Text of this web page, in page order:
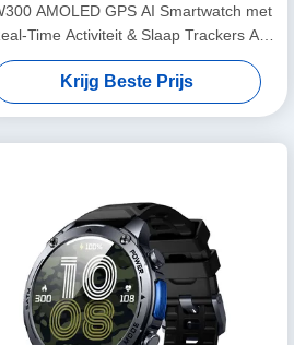
AMOLED GPS AI Smartwatch met
Time Activiteit & Slaap Trackers AI
V&A 5ATM Waterdicht
Krijg Beste Prijs